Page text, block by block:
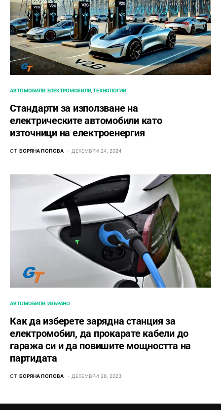
АВТОМОБИЛИ ЕЛЕКТРОМОБИЛИ ТЕХНОЛОГИИ
Стандарти за използване на
електрическите автомобили като
източници на електроенергия
ОТ БОРЯНА ПОПОВА ДЕКЕМВРИ 24, 2024
АВТОМОБИЛИ ИЗБРАНО
Как да изберете зарядна станция за
електромобил, да прокарате кабели до
гаража си и да повишите мощността на
партидата
ОТ БОРЯНА ПОПОВА ДЕКЕМВРИ 26, 2023